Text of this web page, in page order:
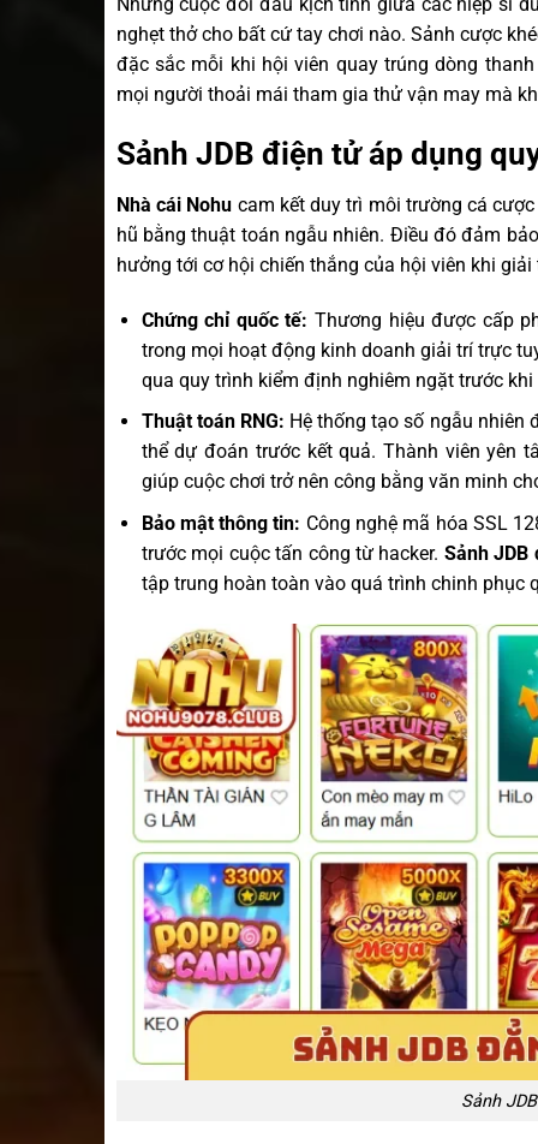
nghẹt thở cho bất cứ tay chơi nào. Sảnh cược
đặc sắc mỗi khi hội viên quay trúng dòng
mọi người thoải mái tham gia thử vận may mà
Sảnh JDB điện tử áp dụng
Nhà cái Nohu cam kết duy trì môi trường cá
hũ bằng thuật toán ngẫu nhiên. Điều đó đảm
hưởng tới cơ hội chiến thắng của hội viên khi giải
Chứng chỉ quốc tế: Thương hiệu được cấp
trong mọi hoạt động kinh doanh giải trí trực
qua quy trình kiểm định nghiêm ngặt trước
Thuật toán RNG: Hệ thống tạo số ngẫu nhiên
thể dự đoán trước kết quả. Thành viên yên
giúp cuộc chơi trở nên công bằng văn minh
Bảo mật thông tin: Công nghệ mã hóa SSL
trước mọi cuộc tấn công từ hacker. Sảnh JDB
tập trung hoàn toàn vào quá trình chinh phục
Sảnh